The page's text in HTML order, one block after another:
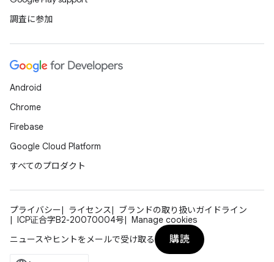
調査に参加
Android
Chrome
Firebase
Google Cloud Platform
すべてのプロダクト
プライバシー ライセンス
ブランドの取り扱いガイドライン
ICP证合字B2-20070004号
Manage cookies
ニュースやヒントをメールで受け取る
購読